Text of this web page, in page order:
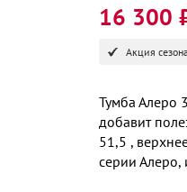
16 300
Акция сезона
Тумба Алеро
добавит
51,5 ,
серии Алеро,